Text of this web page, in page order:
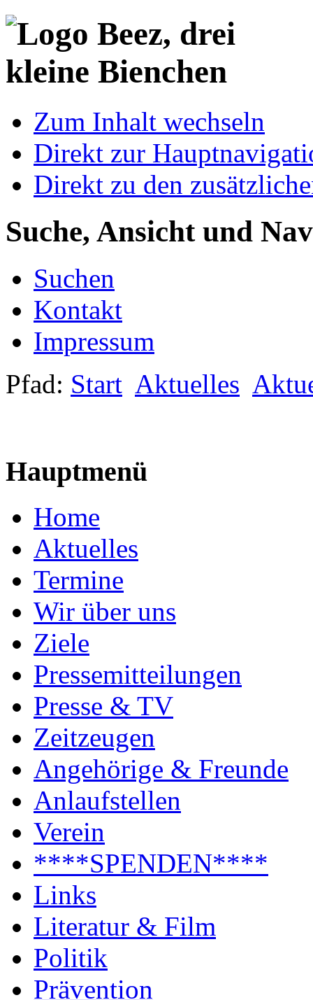
Zum Inhalt wechseln
Direkt zur
Direkt zu den
Suche, Ansicht und
Suchen
Kontakt
Impressum
Pfad: Start Aktuelles
Hauptmenü
Home
Aktuelles
Termine
Wir über uns
Ziele
Pressemitteilungen
Presse & TV
Zeitzeugen
Angehörige & Freunde
Anlaufstellen
Verein
****SPENDEN****
Links
Literatur & Film
Politik
Prävention